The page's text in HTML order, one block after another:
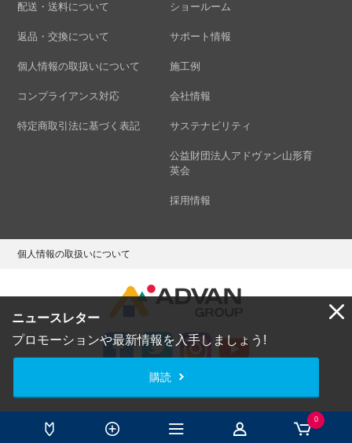
0
ニュースレター
プロモーションや最新情報を入手しましょう!
購読
配送・送料について
返品・交換について
個人情報の取扱いについて
コンプライアンス対応
特定商取引法に基づく表記
ショールーム
サポート情報
施工例
会社情報
サステナビリティ
公益財団法人アドヴァン山形育
英会
採用情報
個人情報の取扱いについて